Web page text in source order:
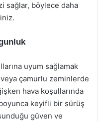
sağlar, böylece daha
uyum sağlamak
veya çamurlu zeminlerde
hava koşullarında
keyifli bir sürüş
güven ve